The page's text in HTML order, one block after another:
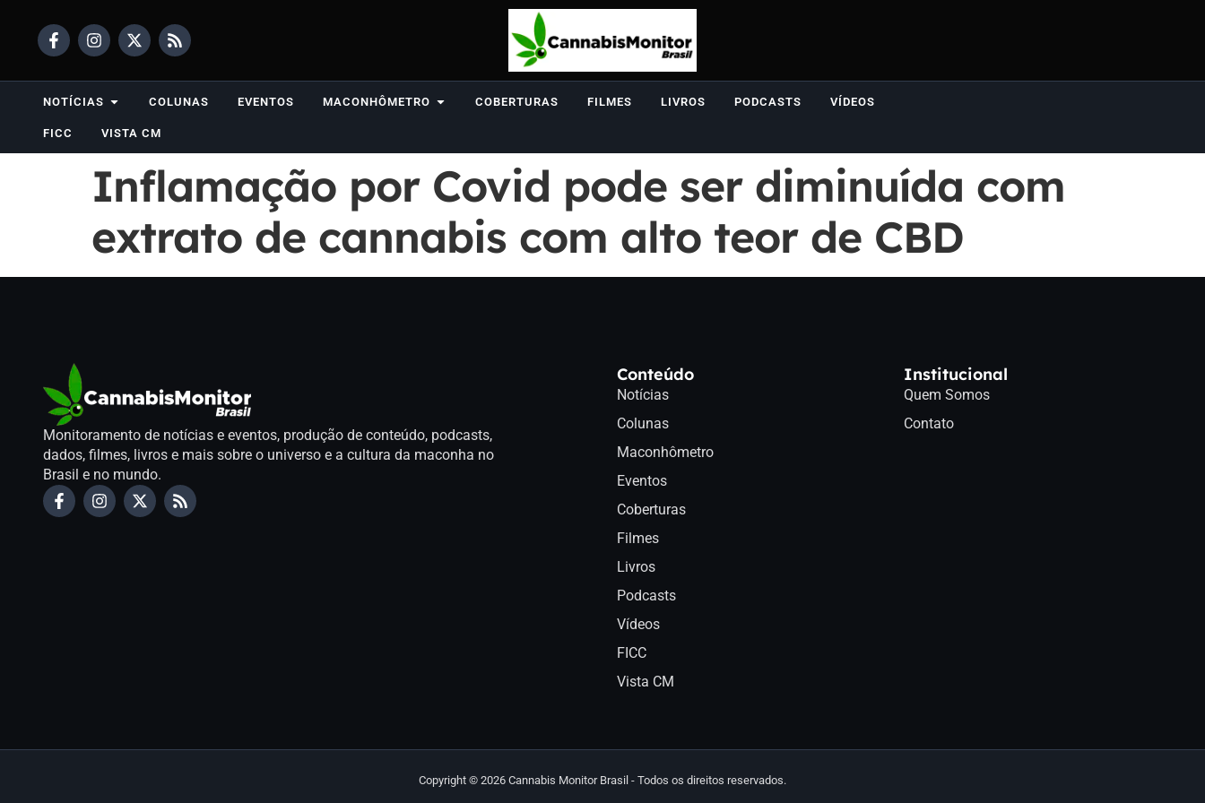
NOTÍCIAS COLUNAS EVENTOS MACONHÔMETRO COBERTURAS FILMES LIVROS PODCASTS VÍDEOS
FICC VISTA CM
Inflamação por Covid pode ser diminuída com
extrato de cannabis com alto teor de CBD
Monitoramento de notícias e eventos, produção de conteúdo, podcasts,
dados, filmes, livros e mais sobre o universo e a cultura da maconha no
Brasil e no mundo.
Conteúdo
Notícias
Colunas
Maconhômetro
Eventos
Coberturas
Filmes
Livros
Podcasts
Vídeos
FICC
Vista CM
Institucional
Quem Somos
Contato
Copyright © 2026 Cannabis Monitor Brasil - Todos os direitos reservados.